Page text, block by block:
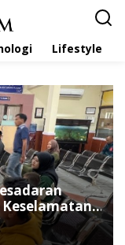
Lifestyle